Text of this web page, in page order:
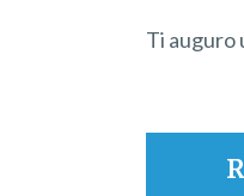
Ti auguro